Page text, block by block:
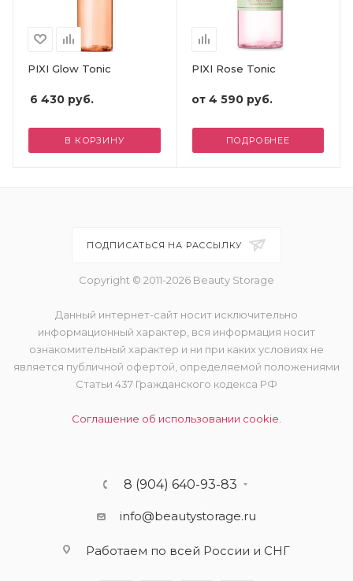
PIXI Glow Tonic
6 430 руб.
В КОРЗИНУ
PIXI Rose Tonic
от 4 590 руб.
ПОДРОБНЕЕ
ПОДПИСАТЬСЯ НА РАССЫЛКУ
Copyright © 2011-2026 Beauty Storage
Данный интернет-сайт носит исключительно
информационный характер, вся информация носит
ознакомительный характер и ни при каких условиях не
является публичной офертой, определяемой положениями
Статьи 437 Гражданского кодекса РФ
Соглашение об использовании cookie.
8 (904) 640-93-83
info@beautystorage.ru
Работаем по всей России и СНГ